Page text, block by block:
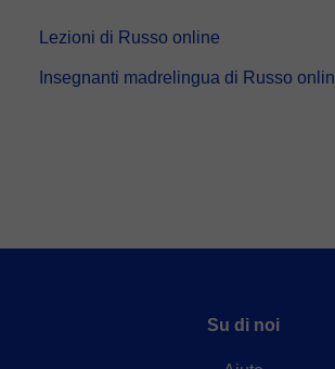
Lezioni di Russo online
Insegnanti madrelingua di Russo
Su di noi